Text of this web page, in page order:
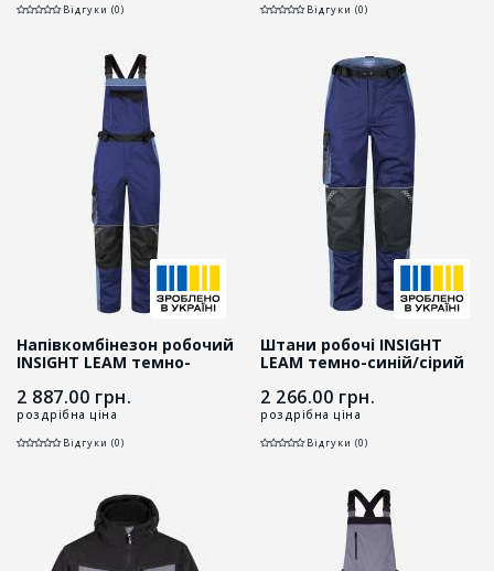
Відгуки (0) Відгуки (0)
Напівкомбінезон робочий
INSIGHT LEAM темно-
2 887.00 грн.
роздрібна ціна
Відгуки (0)
Штани робочі INSIGHT
LEAM темно-синій/сірий
2 266.00 грн.
роздрібна ціна
Відгуки (0)